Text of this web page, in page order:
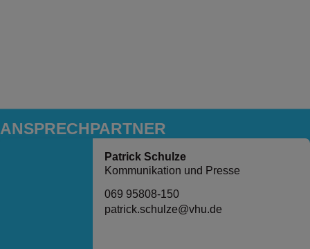
ANSPRECH­PARTNER
Patrick Schulze
Kommunikation und Presse
069 95808-150
patrick.schulze@vhu.de